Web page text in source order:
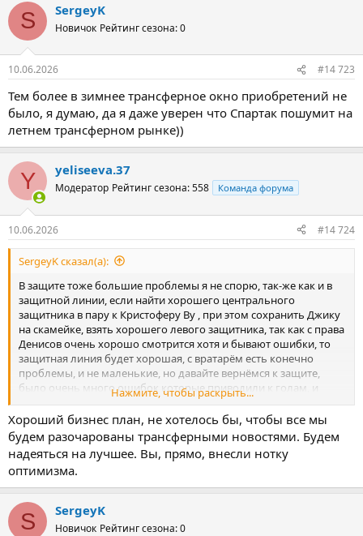
к
и
S SergeyK
Новичок Рейтинг сезона: 0
10.06.2026 #14 723
Тем более в зимнее трансферное окно приобретений не
было, я думаю, да я даже уверен что Спартак пошумит на
летнем трансферном рынке))
Y yeliseeva.37
Модератор Рейтинг сезона: 558 Команда форума
10.06.2026 #14 724
SergeyK сказал(а):
В защите тоже большие проблемы я не спорю, так-же как и в
защитной линии, если найти хорошего центрального
защитника в пару к Кристоферу Ву , при этом сохранить Джику
на скамейке, взять хорошего левого защитника, так как с права
Денисов очень хорошо смотрится хотя и бывают ошибки, то
защитная линия будет хорошая, с вратарём есть конечно
проблемы, и не маленькие, но давайте вернёмся к защите,
было очень много ошибок которые приводили к голам, и
большая часть вина как раз Джику, к Ву вопросов точно нет,
адаптировался отлично, в центр Умярову обязательно нужен
игрок на постоянную основу, а не меняющиеся Мартинс, и
Литвинов, это не дело, фланги можно оставить если будут
потрачены хорошие деньги для хорошего форварда, и в
целом получиться отличная команда,
Да можно конечно рассмотреть, и замену Солари, но если
взять форварда, левого защитника, и футболиста с хорошим
пасом и отбором в центр, то и Солари в порядке будет!
Нажмите, чтобы раскрыть...
Хороший бизнес план, не хотелось бы, чтобы все мы
будем разочарованы трансферными новостями. Будем
надеяться на лучшее. Вы, прямо, внесли нотку
оптимизма.
S SergeyK
Новичок Рейтинг сезона: 0